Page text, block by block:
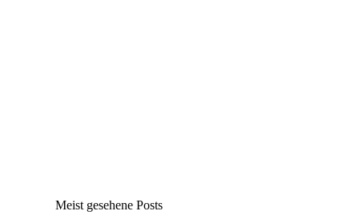
Meist gesehene Posts